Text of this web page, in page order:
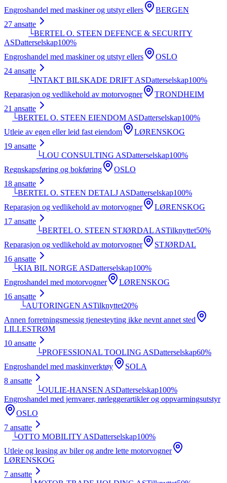
Engroshandel med maskiner og utstyr ellers
BERGEN
27 ansatte
└BERTEL O. STEEN DEFENCE & SECURITY
ASDatterselskap100%
Engroshandel med maskiner og utstyr ellers
OSLO
24 ansatte
└INTAKT BILSKADE DRIFT ASDatterselskap100%
Reparasjon og vedlikehold av motorvogner
TRONDHEIM
21 ansatte
└BERTEL O. STEEN EIENDOM ASDatterselskap100%
Utleie av egen eller leid fast eiendom
LØRENSKOG
19 ansatte
└LOU CONSULTING ASDatterselskap100%
Regnskapsføring og bokføring
OSLO
18 ansatte
└BERTEL O. STEEN DETALJ ASDatterselskap100%
Reparasjon og vedlikehold av motorvogner
LØRENSKOG
17 ansatte
└BERTEL O. STEEN STJØRDAL ASTilknyttet50%
Reparasjon og vedlikehold av motorvogner
STJØRDAL
16 ansatte
└KIA BIL NORGE ASDatterselskap100%
Engroshandel med motorvogner
LØRENSKOG
16 ansatte
└AUTORINGEN ASTilknyttet20%
Annen forretningsmessig tjenesteyting ikke nevnt annet sted
LILLESTRØM
10 ansatte
└PROFESSIONAL TOOLING ASDatterselskap60%
Engroshandel med maskinverktøy
SOLA
8 ansatte
└OULIE-HANSEN ASDatterselskap100%
Engroshandel med jernvarer, rørleggerartikler og oppvarmingsutstyr
OSLO
7 ansatte
└OTTO MOBILITY ASDatterselskap100%
Utleie og leasing av biler og andre lette motorvogner
LØRENSKOG
7 ansatte